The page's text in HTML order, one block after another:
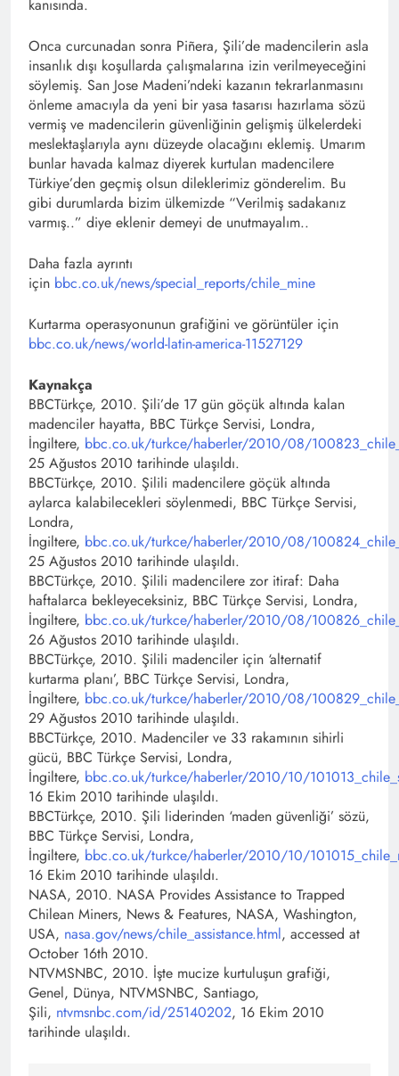
kanısında.
Onca curcunadan sonra Piñera, Şili’de madencilerin asla
insanlık dışı koşullarda çalışmalarına izin verilmeyeceğini
söylemiş. San Jose Madeni’ndeki kazanın tekrarlanmasını
önleme amacıyla da yeni bir yasa tasarısı hazırlama sözü
vermiş ve madencilerin güvenliğinin gelişmiş ülkelerdeki
meslektaşlarıyla aynı düzeyde olacağını eklemiş. Umarım
bunlar havada kalmaz diyerek kurtulan madencilere
Türkiye’den geçmiş olsun dileklerimiz gönderelim. Bu
gibi durumlarda bizim ülkemizde “Verilmiş sadakanız
varmış..” diye eklenir demeyi de unutmayalım..
Daha fazla ayrıntı
için bbc.co.uk/news/special_reports/chile_mine
Kurtarma operasyonunun grafiğini ve görüntüler için
bbc.co.uk/news/world-latin-america-11527129
Kaynakça
BBCTürkçe, 2010. Şili’de 17 gün göçük altında kalan
madenciler hayatta, BBC Türkçe Servisi, Londra,
İngiltere, bbc.co.uk/turkce/haberler/2010/08/
25 Ağustos 2010 tarihinde ulaşıldı.
BBCTürkçe, 2010. Şilili madencilere göçük altında
aylarca kalabilecekleri söylenmedi, BBC Türkçe Servisi,
Londra,
İngiltere, bbc.co.uk/turkce/haberler/2010/08/
25 Ağustos 2010 tarihinde ulaşıldı.
BBCTürkçe, 2010. Şilili madencilere zor itiraf: Daha
haftalarca bekleyeceksiniz, BBC Türkçe Servisi, Londra,
İngiltere, bbc.co.uk/turkce/haberler/2010/08/
26 Ağustos 2010 tarihinde ulaşıldı.
BBCTürkçe, 2010. Şilili madenciler için ‘alternatif
kurtarma planı’, BBC Türkçe Servisi, Londra,
İngiltere, bbc.co.uk/turkce/haberler/2010/08/
29 Ağustos 2010 tarihinde ulaşıldı.
BBCTürkçe, 2010. Madenciler ve 33 rakamının sihirli
gücü, BBC Türkçe Servisi, Londra,
İngiltere, bbc.co.uk/turkce/haberler/2010/10/
16 Ekim 2010 tarihinde ulaşıldı.
BBCTürkçe, 2010. Şili liderinden ‘maden güvenliği’ sözü,
BBC Türkçe Servisi, Londra,
İngiltere, bbc.co.uk/turkce/haberler/2010/10/
16 Ekim 2010 tarihinde ulaşıldı.
NASA, 2010. NASA Provides Assistance to Trapped
Chilean Miners, News & Features, NASA, Washington,
USA, nasa.gov/news/chile_assistance.html, accessed at
October 16th 2010.
NTVMSNBC, 2010. İşte mucize kurtuluşun grafiği,
Genel, Dünya, NTVMSNBC, Santiago,
Şili, ntvmsnbc.com/id/25140202, 16 Ekim 2010
tarihinde ulaşıldı.